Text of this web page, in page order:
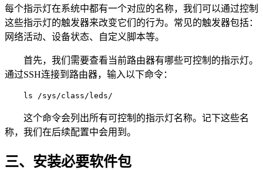
每个指示灯在系统中都有一个对应的名称，我们可以通过控制
这些指示灯的触发器来改变它们的行为。常见的触发器包括：
网络活动、设备状态、自定义脚本等。
首先，我们需要查看当前路由器有哪些可控制的指示灯。
通过SSH连接到路由器，输入以下命令：
ls /sys/class/leds/
这个命令会列出所有可控制的指示灯名称。记下这些名
称，我们在后续配置中会用到。
三、安装必要软件包